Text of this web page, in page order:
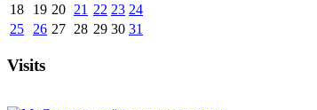
18
19 20 21 22 23 24
25
26 27 28 29 30 31
Visits